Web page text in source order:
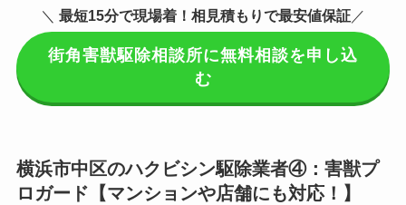
＼ 最短15分で現場着 ！相見積もりで最安値保証 ／
街角害獣駆除相談所に無料相談を申し込
む
横浜市中区のハクビシン駆除業者④：害獣プ
ロガード【マンションや店舗にも対応！】